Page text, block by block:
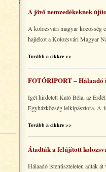
A jövő nemzedékeknek
A kolozsvári magyar közösség
hajlékot a Kolozsvári Magyar
Tovább a cikkre >>
FOTÓRIPORT – Hálaadó
Igét hirdetett Kató Béla, az
Egyházközség lelkipásztora. A
Tovább a cikkre >>
Átadták a felújított
Hálaadó istentiszteleten adták